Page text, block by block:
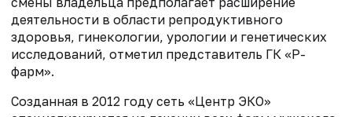
деятельности в области репродуктивного
здоровья, гинекологии, урологии и генетических
исследований, отметил представитель ГК «Р-
фарм».
Созданная в 2012 году сеть «Центр ЭКО»